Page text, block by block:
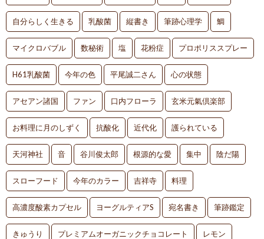
自分らしく生きる 乳酸菌 縦書き 筆跡心理学 鯛
マイクロバブル 数秘術 塩 花粉症 プロポリススプレー
H61乳酸菌 今年の色 平尾誠二さん 心の状態
アセアン諸国 ファン 口内フローラ 玄米元氣倶楽部
お料理に月のしずく 抗酸化 近代化 護られている
天河神社 音 谷川俊太郎 根源的な愛 集中 陰だ陽
スローフード 今年のカラー 吉祥寺 料理
高濃度酸素カプセル ヨーグルティアS 宛名書き 筆跡鑑定
きゅうり プレミアムオーガニックチョコレート レモン